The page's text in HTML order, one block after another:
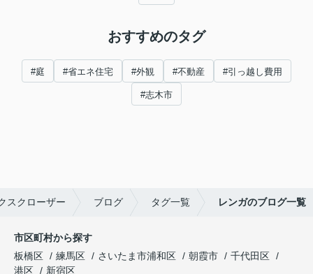
おすすめのタグ
#庭 #省エネ住宅 #外観 #不動産 #引っ越し費用
#志木市
スクローザー ブログ タグ一覧 レンガのブログ一覧
市区町村から探す
板橋区
練馬区 さいたま市浦和区 朝霞市
千代田区
港区
新宿区